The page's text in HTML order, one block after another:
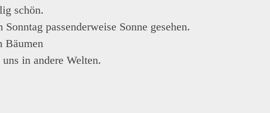
schön.
passenderweise Sonne gesehen.
Bäumen
in andere Welten.